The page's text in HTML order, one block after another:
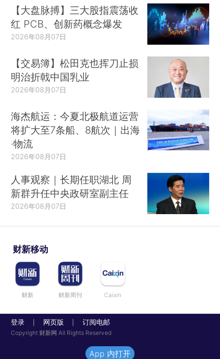
【大盘脉搏】三大股指震荡收
红 PCB、创新药概念爆发
2026年08月07日
【交易簿】松田克也挥刀止损
明治折戟中国乳业
2026年08月07日
海杰航运：今夏北极航道运营
将扩大至7条船、8航次｜出海
·物流
2026年08月07日
人事观察｜长期任职湖北 周
新群升任中央政研室副主任
2026年08月07日
财新移动
财新 财新周刊 Caixin
登录 网页版 订阅电邮
Copyright 财新网 All Rights Reserved
App 内打开